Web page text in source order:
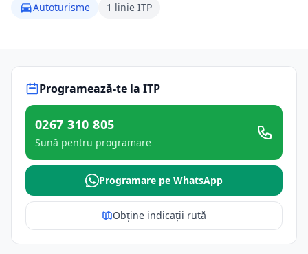
Autoturisme 1 linie ITP
Programează-te la ITP
0267 310 805
Sună pentru programare
Programare pe WhatsApp
Obține indicații rută